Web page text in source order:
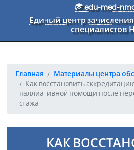
Перейти к основному текстуedu-med-
Единый центр
специалистов
Главная
Материалы центра
Как восстановить
паллиативной помощи после
стажа
КАК